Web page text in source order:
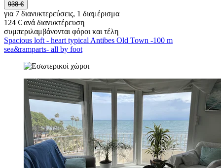
938 €
για 7 διανυκτερεύσεις, 1 διαμέρισμα
124 € ανά διανυκτέρευση
συμπεριλαμβάνονται φόροι και τέλη
Spacious loft - heart typical Antibes Old Town -100 m
sea&ramparts- all by foot